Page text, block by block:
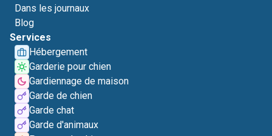
Dans les journaux
Blog
Services
Hébergement
Garderie pour chien
Gardiennage de maison
Garde de chien
Garde chat
Garde d'animaux